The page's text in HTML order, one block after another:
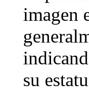
imagen
su